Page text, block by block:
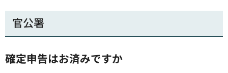
官公署
確定申告はお済みですか